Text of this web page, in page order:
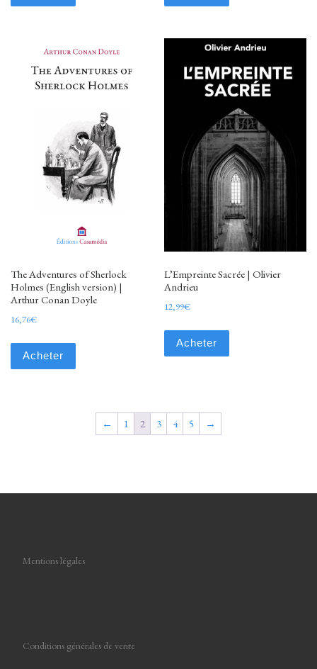
The Adventures of Sherlock
Holmes (English version) |
Arthur Conan Doyle
16,76€
Acheter
L’Empreinte Sacrée | Olivier
Andrieu
12,99€
Acheter
← 1 2 3 4 5 →
Mentions légales
Conditions générales de vente